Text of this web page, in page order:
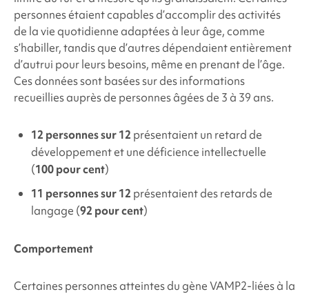
personnes étaient capables d’accomplir des activités
de la vie quotidienne adaptées à leur âge, comme
s’habiller, tandis que d’autres dépendaient entièrement
d’autrui pour leurs besoins, même en prenant de l’âge.
Ces données sont basées sur des informations
recueillies auprès de personnes âgées de 3 à 39 ans.
12 personnes sur 12 présentaient un retard de
développement et une déficience intellectuelle
(100 pour cent)
11 personnes sur 12 présentaient des retards de
langage (92 pour cent)
Comportement
Certaines personnes atteintes du gèneVAMP2-liées à la